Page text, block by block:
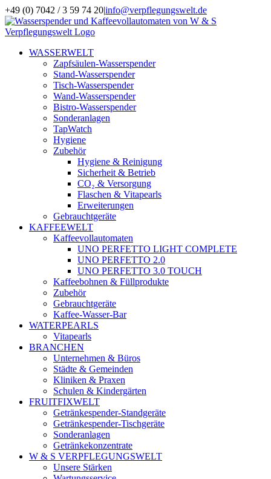
Zum
Inhalt
springen
+49 (0) 7042 / 3 59 74 20|info@verpflegungswelt.de
Facebook
LinkedIn
Xing
Instagram
WASSERWELT
Zapfsäulen-Wasserspender
Stand-Wasserspender
Tisch-Wasserspender
Wand-Wasserspender
Bistro-Wasserspender
Sonderanlagen
TapWatch
Hygiene
Zubehör
Hygiene & Reinigung
Sicherheit & Betrieb
CO₂ & Versorgung
Flaschen & Vitapearls
Erweiterungen
Gebrauchtgeräte
KAFFEEWELT
Kaffeevollautomaten
UNO PERFETTO LIGHT COMPLETE
UNO PERFETTO 2.0
UNO PERFETTO 3.0 TOUCH
Kaffeebohnen & Füllprodukte
Zubehör
Gebrauchtgeräte
Kaffee-Wasser-Bar
WATERPEARLS
Vitapearls
BRANCHEN
Unternehmen & Büros
Städte & Gemeinden
Kliniken & Praxen
Schulen & Kindergärten
FRUITFIXWELT
Getränkespender-Standgeräte
Getränkespender-Tischgeräte
Sonderanlagen
Getränkekonzentrate
W & S VERPFLEGUNGSWELT
Unsere Stärken